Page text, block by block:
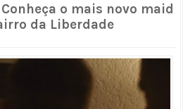
o mais novo maid
da Liberdade